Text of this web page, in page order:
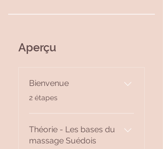
Aperçu
Bienvenue
.2 étapes
Théorie - Les bases du
massage Suédois